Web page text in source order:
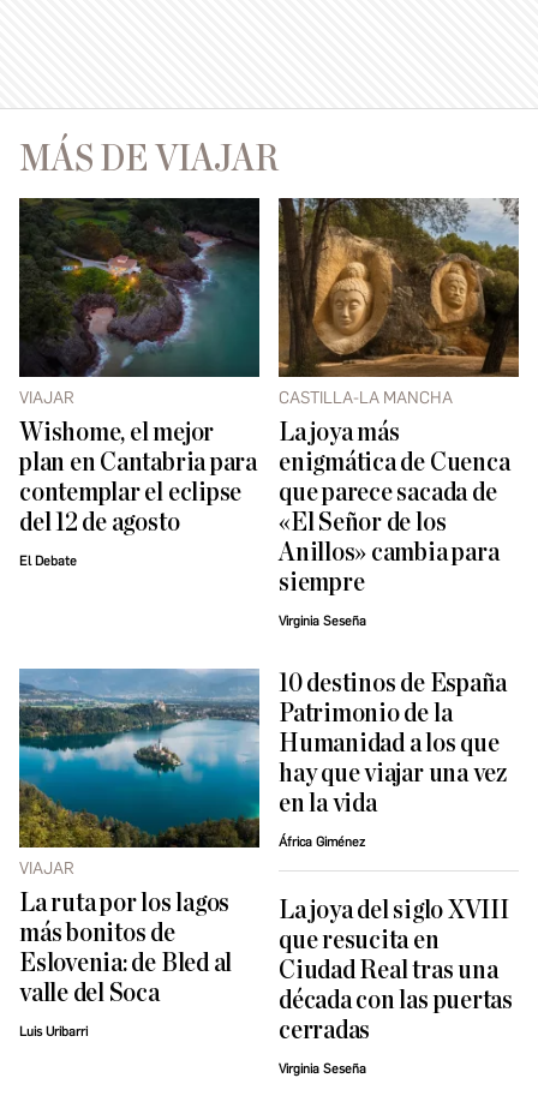
MÁS DE VIAJAR
VIAJAR
Wishome, el mejor
plan en Cantabria para
contemplar el eclipse
del 12 de agosto
El Debate
CASTILLA-LA MANCHA
La joya más
enigmática de Cuenca
que parece sacada de
«El Señor de los
Anillos» cambia para
siempre
Virginia Seseña
VIAJAR
La ruta por los lagos
más bonitos de
Eslovenia: de Bled al
valle del Soca
Luis Uribarri
10 destinos de España
Patrimonio de la
Humanidad a los que
hay que viajar una vez
en la vida
África Giménez
La joya del siglo XVIII
que resucita en
Ciudad Real tras una
década con las puertas
cerradas
Virginia Seseña